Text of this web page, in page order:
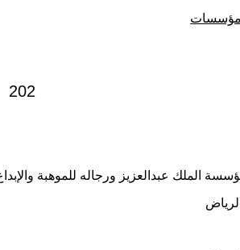
الملك عبدالعزيز ورجاله للموهبة